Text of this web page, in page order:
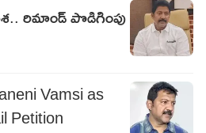
రిమాండ్ పొడిగింపు
Vamsi as
Petition